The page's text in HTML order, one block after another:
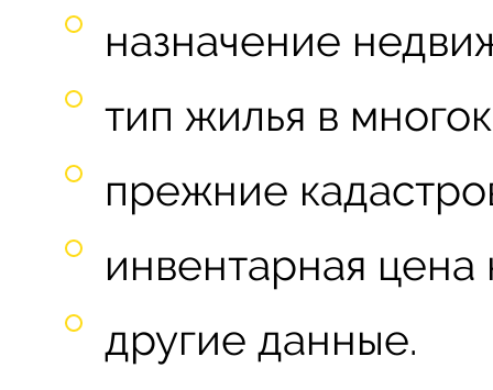
назначение
тип жилья в
прежние
инвентарная цена
другие данные.